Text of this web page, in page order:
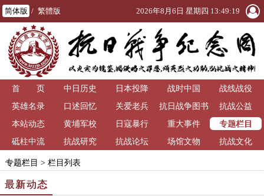
简体版 / 繁體版 2026年8月6日 星期四 13:49:21
首 页 中日历史 日本投降 战时中国
战线战役
英雄名录
口述回忆 关爱老兵
抗日战争图书
馆
抗战公益
本站动态
黄埔军校 日寇暴行 重大事件
专题栏目
砥柱中流
抗战研究 抗战论坛 场馆文物 抗战文化
专题栏目 > 栏目列表
最新动态